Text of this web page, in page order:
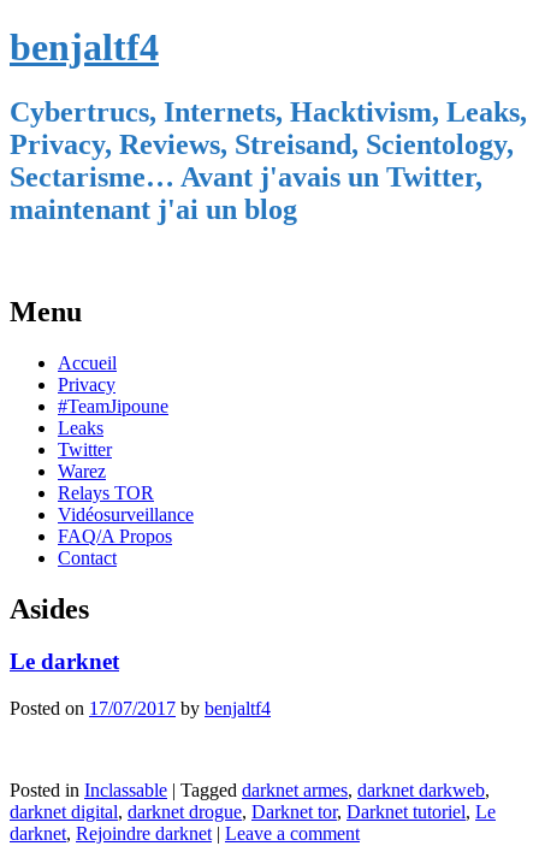
benjaltf4
Cybertrucs, Internets, Hacktivism, Leaks,
Privacy, Reviews, Streisand, Scientology,
Sectarisme… Avant j'avais un Twitter,
maintenant j'ai un blog
Menu
Skip
content
Accueil
Privacy
#TeamJipoune
Leaks
Twitter
Warez
Relays TOR
Vidéosurveillance
FAQ/A Propos
Contact
Asides
Le darknet
Posted on 17/07/2017 by benjaltf4
Posted in Inclassable | Tagged darknet armes, darknet darkweb,
darknet digital, darknet drogue, Darknet tor, Darknet tutoriel, Le
darknet, Rejoindre darknet | Leave a comment